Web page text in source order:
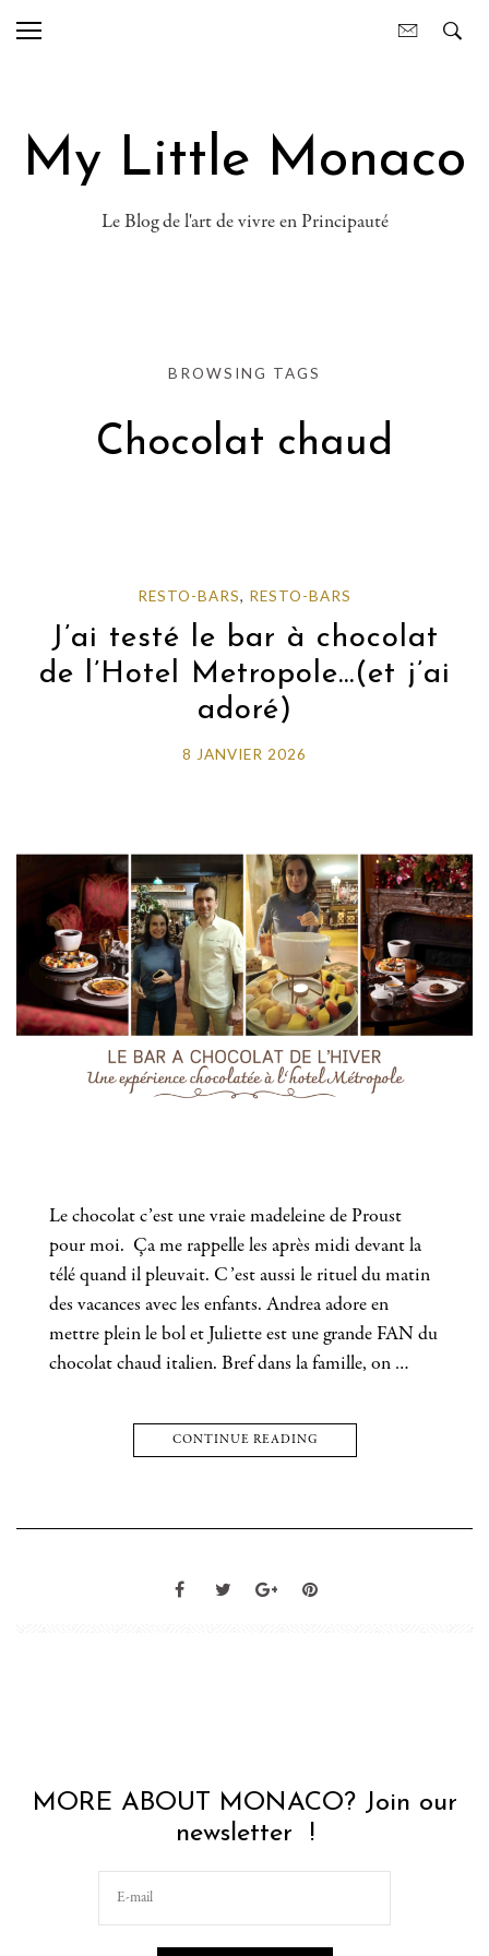
My Little Monaco
Le Blog de l'art de vivre en Principauté
BROWSING TAGS
Chocolat chaud
RESTO-BARS, RESTO-BARS
J’ai testé le bar à chocolat
de l’Hotel Metropole…(et j’ai
adoré)
8 JANVIER 2026
Le chocolat c’est une vraie madeleine de Proust
pour moi. Ça me rappelle les après midi devant la
télé quand il pleuvait. C’est aussi le rituel du matin
des vacances avec les enfants. Andrea adore en
mettre plein le bol et Juliette est une grande FAN du
chocolat chaud italien. Bref dans la famille, on …
CONTINUE READING
MORE ABOUT MONACO? Join our
newsletter !